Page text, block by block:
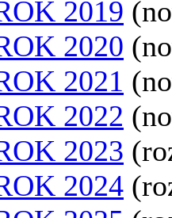
2019
2020
2021
2022
2023
2024